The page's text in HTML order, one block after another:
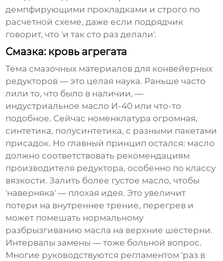
демпфирующими прокладками и строго по
расчетной схеме, даже если подрядчик
говорит, что 'и так сто раз делали'.
Смазка: кровь агрегата
Тема смазочных материалов для конвейерных
редукторов — это целая наука. Раньше часто
лили то, что было в наличии, —
индустриальное масло И-40 или что-то
подобное. Сейчас номенклатура огромная,
синтетика, полусинтетика, с разными пакетами
присадок. Но главный принцип остался: масло
должно соответствовать рекомендациям
производителя редуктора, особенно по классу
вязкости. Залить более густое масло, чтобы
'наверняка' — плохая идея. Это увеличит
потери на внутреннее трение, перегрев и
может помешать нормальному
разбрызгиванию масла на верхние шестерни.
Интервалы замены — тоже больной вопрос.
Многие руководствуются регламентом 'раз в